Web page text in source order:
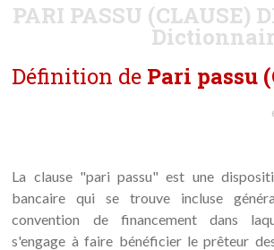
PARI PASSU (CLAUSE)
Définition de Pari passu
La clause "pari passu" est une
bancaire qui se trouve incluse
convention de financement dans
s'engage à faire bénéficier le prêteur